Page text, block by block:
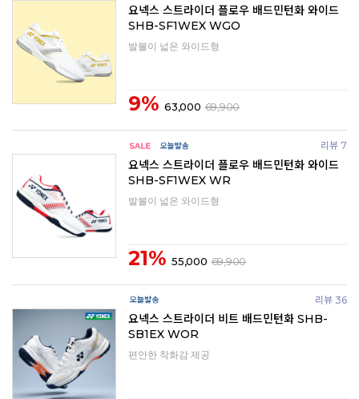
요넥스 스트라이더 플로우 배드민턴화 와이드
SHB-SF1WEX WGO
발볼이 넓은 와이드형
9% 63,000 69,900
리뷰 7
요넥스 스트라이더 플로우 배드민턴화 와이드
SHB-SF1WEX WR
발볼이 넓은 와이드형
21% 55,000 69,900
리뷰 36
요넥스 스트라이더 비트 배드민턴화 SHB-
SB1EX WOR
편안한 착화감 제공